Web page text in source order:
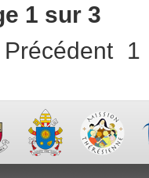
1 sur 3
Précédent 1